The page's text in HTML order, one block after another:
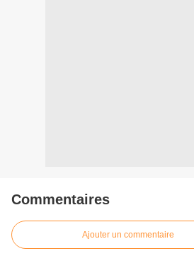
Commentaires
Ajouter un commentaire